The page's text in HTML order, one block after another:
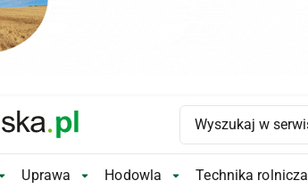
Aktualności Submenu
Uprawa Uprawa Submenu
Hodowla Hodowla Submenu
Technika rolnicza